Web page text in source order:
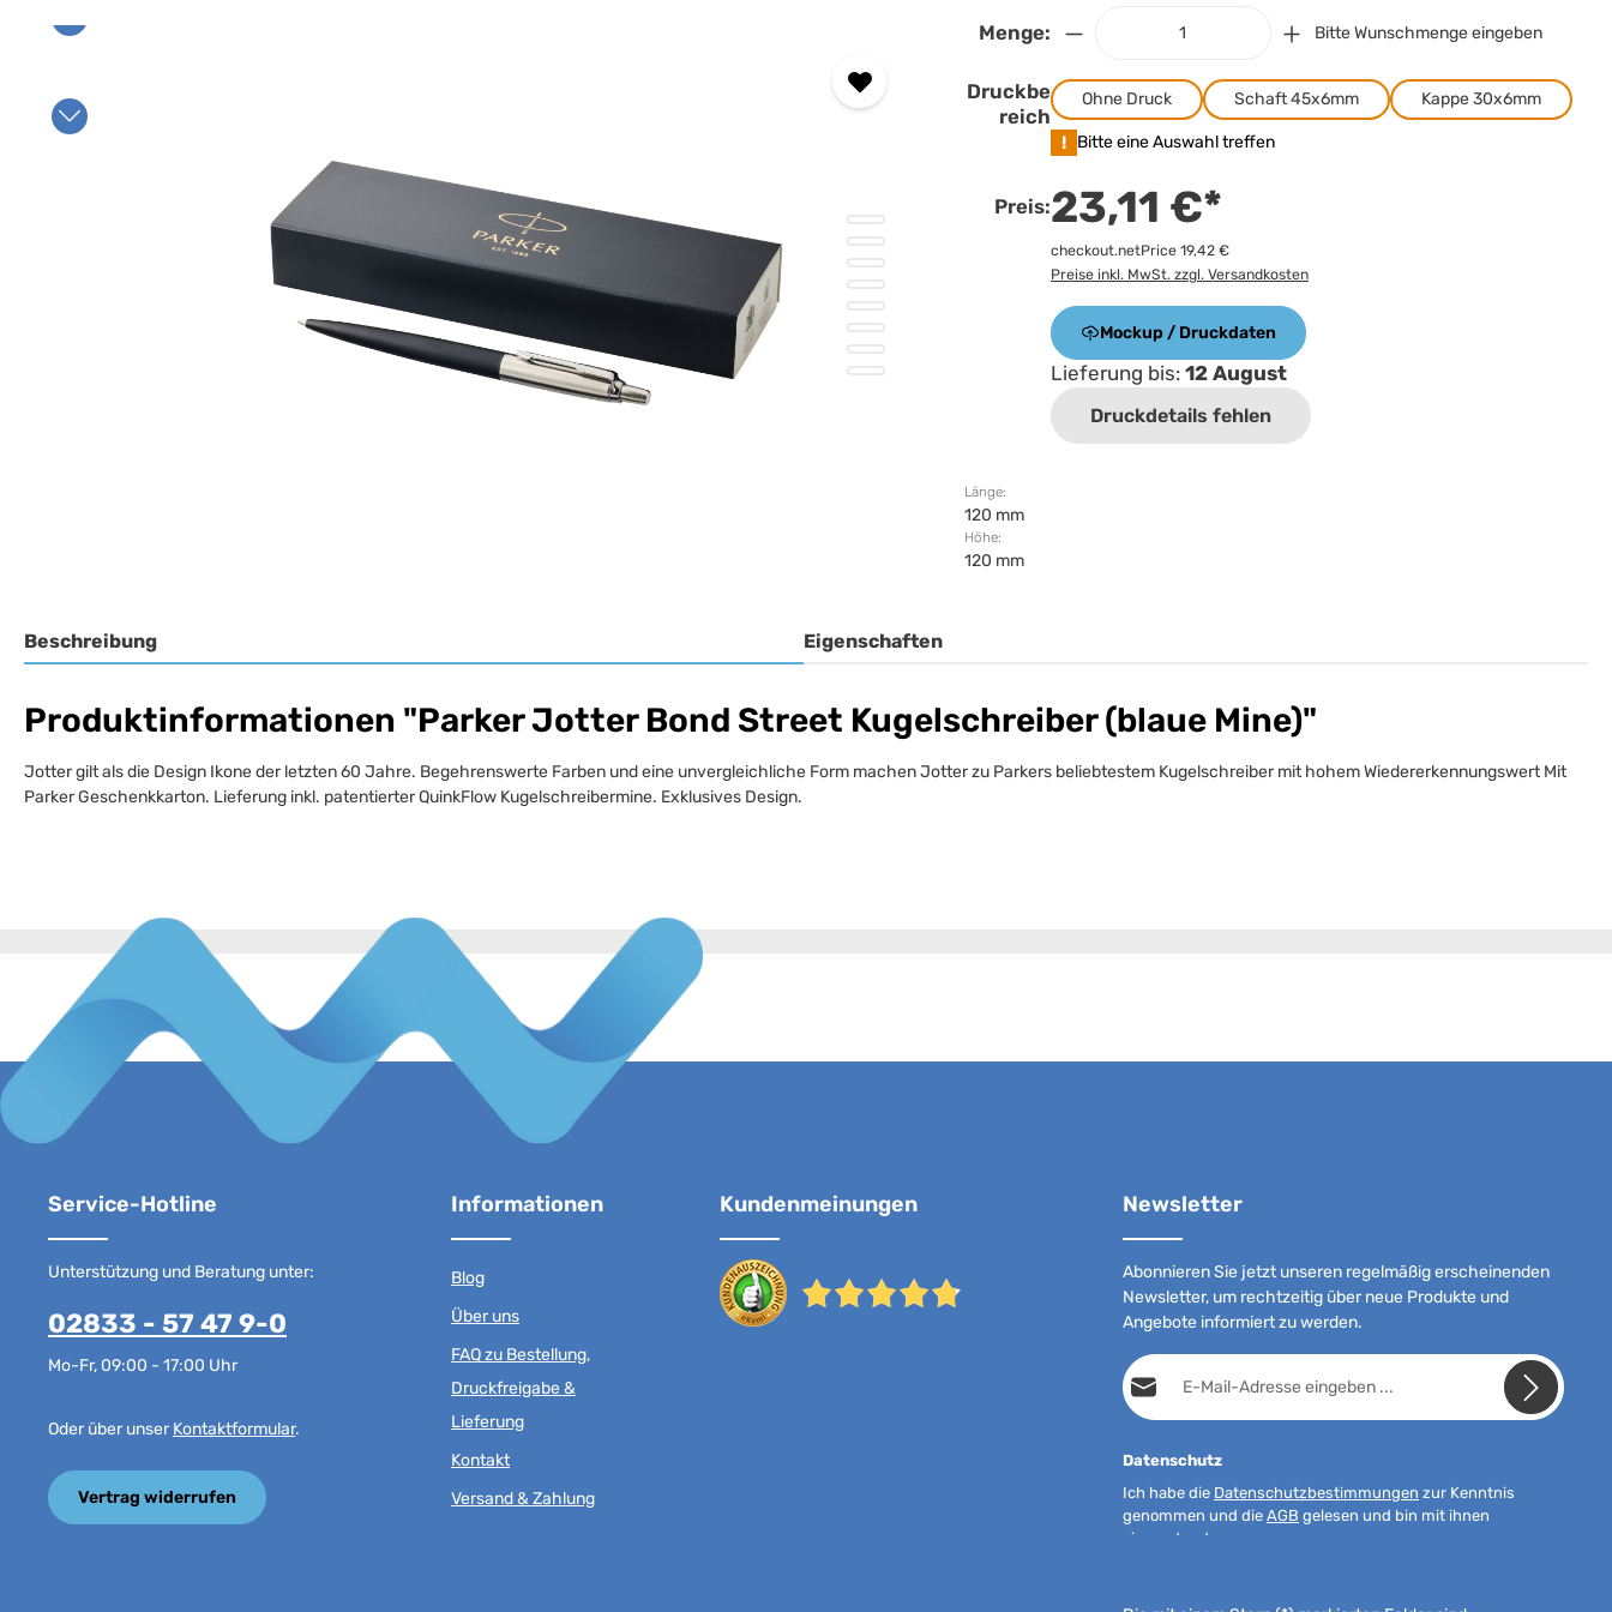
Bildergalerie überspringen Menge: Bitte Wunschmenge eingeben
Druckbe
reich
Ohne Druck Schaft 45x6mm Kappe 30x6mm
! Bitte eine Auswahl treffen
Preis:23,11 €*
checkout.netPrice 19,42 €
Preise inkl. MwSt. zzgl. Versandkosten
Mockup / Druckdaten
Lieferung bis: 12 August
Druckdetails fehlen
Länge:
120 mm
Höhe:
120 mm
Beschreibung Eigenschaften
Produktinformationen "Parker Jotter Bond Street Kugelschreiber (blaue Mine)"
Jotter gilt als die Design Ikone der letzten 60 Jahre. Begehrenswerte Farben und eine unvergleichliche Form machen Jotter zu Parkers beliebtestem Kugelschreiber mit hohem Wiedererkennungswert Mit
Parker Geschenkkarton. Lieferung inkl. patentierter QuinkFlow Kugelschreibermine. Exklusives Design.
Service-Hotline
Unterstützung und Beratung unter:
02833 - 57 47 9-0
Mo-Fr, 09:00 - 17:00 Uhr
Oder über unserKontaktformular.
Vertrag widerrufen
Informationen
Blog
Über uns
FAQ zu Bestellung,
Druckfreigabe &
Lieferung
Kontakt
Versand & Zahlung
Kundenmeinungen Newsletter
Abonnieren Sie jetzt unseren regelmäßig erscheinenden
Newsletter, um rechtzeitig über neue Produkte und
Angebote informiert zu werden.
E-Mail-Adresse*
Datenschutz
Ich habe die Datenschutzbestimmungen zur Kenntnis
genommen und die AGB gelesen und bin mit ihnen
einverstanden.